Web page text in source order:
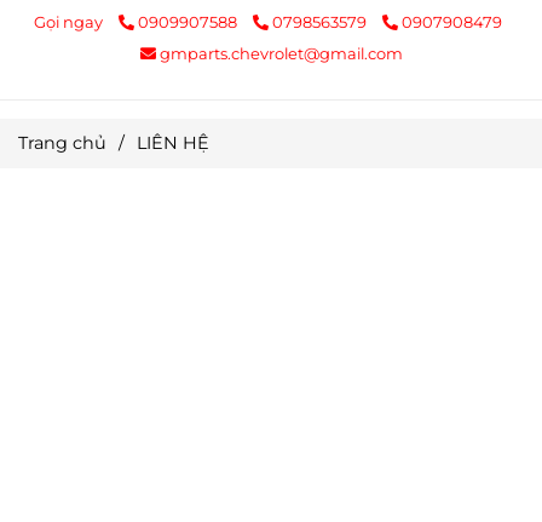
Gọi ngay 0909907588 0798563579
0907908479
gmparts.chevrolet@gmail.com
Trang chủ / LIÊN HỆ